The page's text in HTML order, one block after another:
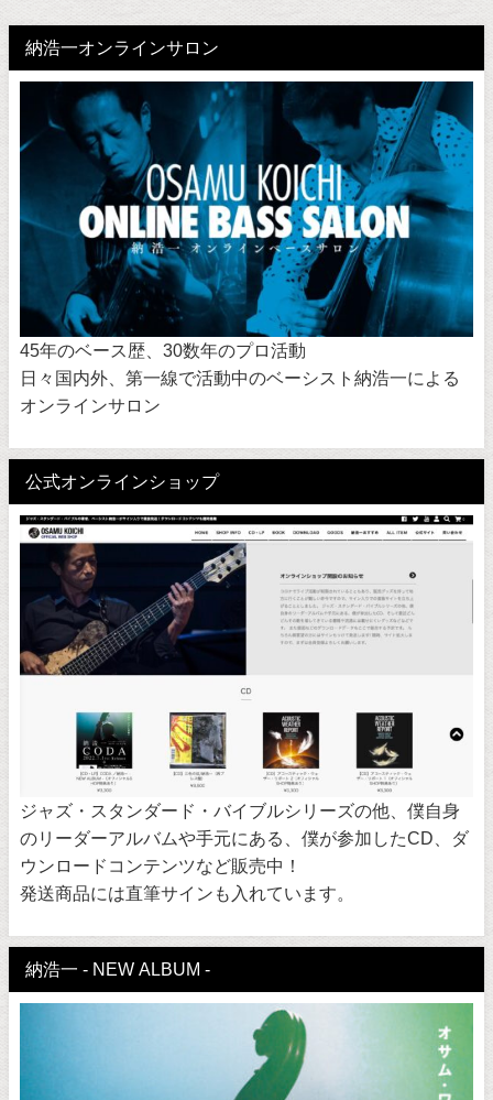
納浩一オンラインサロン
45年のベース歴、30数年のプロ活動
日々国内外、第一線で活動中のベーシスト納浩一による
オンラインサロン
公式オンラインショップ
ジャズ・スタンダード・バイブルシリーズの他、僕自身
のリーダーアルバムや手元にある、僕が参加したCD、ダ
ウンロードコンテンツなど販売中！
発送商品には直筆サインも入れています。
納浩一 - NEW ALBUM -